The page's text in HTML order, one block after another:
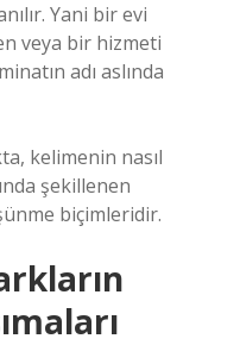
Yani bir evi
veya bir hizmeti
adı aslında
kelimenin nasıl
şekillenen
biçimleridir.